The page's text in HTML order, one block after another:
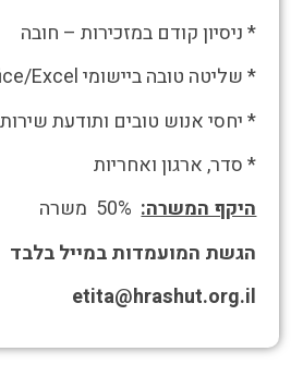
* ניסיון קודם במזכירות – חובה
* שליטה טובה ביישומי Office/Excel
* יחסי אנוש טובים ותודעת שירות
* סדר, ארגון ואחריות
היקף המשרה:50% משרה
הגשת המועמדות במייל בלבד
etita@hrashut.org.il